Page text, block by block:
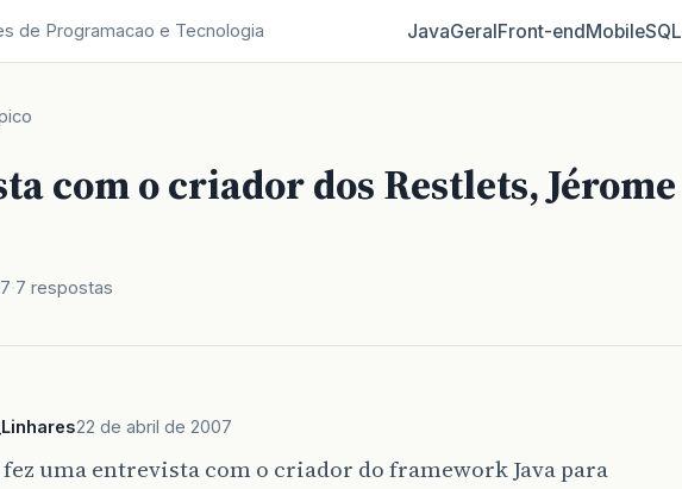
de Programacao e Tecnologia JavaGeralFront‑endMobileSQL
com o criador dos Restlets, Jérome
7 respostas
22 de abril de 2007
uma entrevista com o criador do framework Java para